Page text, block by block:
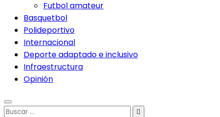
Futbol amateur
Basquetbol
Polideportivo
Internacional
Deporte adaptado e inclusivo
Infraestructura
Opinión
Buscar